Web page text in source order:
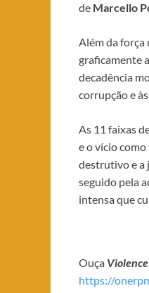
de Marcello
​Além da força
graficamente
decadência
corrupção e
​As 11 faixas
e o vício
destrutivo e a
seguido pela
intensa que
Ouça
https://